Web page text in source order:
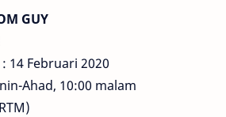
GUY
: 14 Februari 2020
Ahad, 10:00 malam